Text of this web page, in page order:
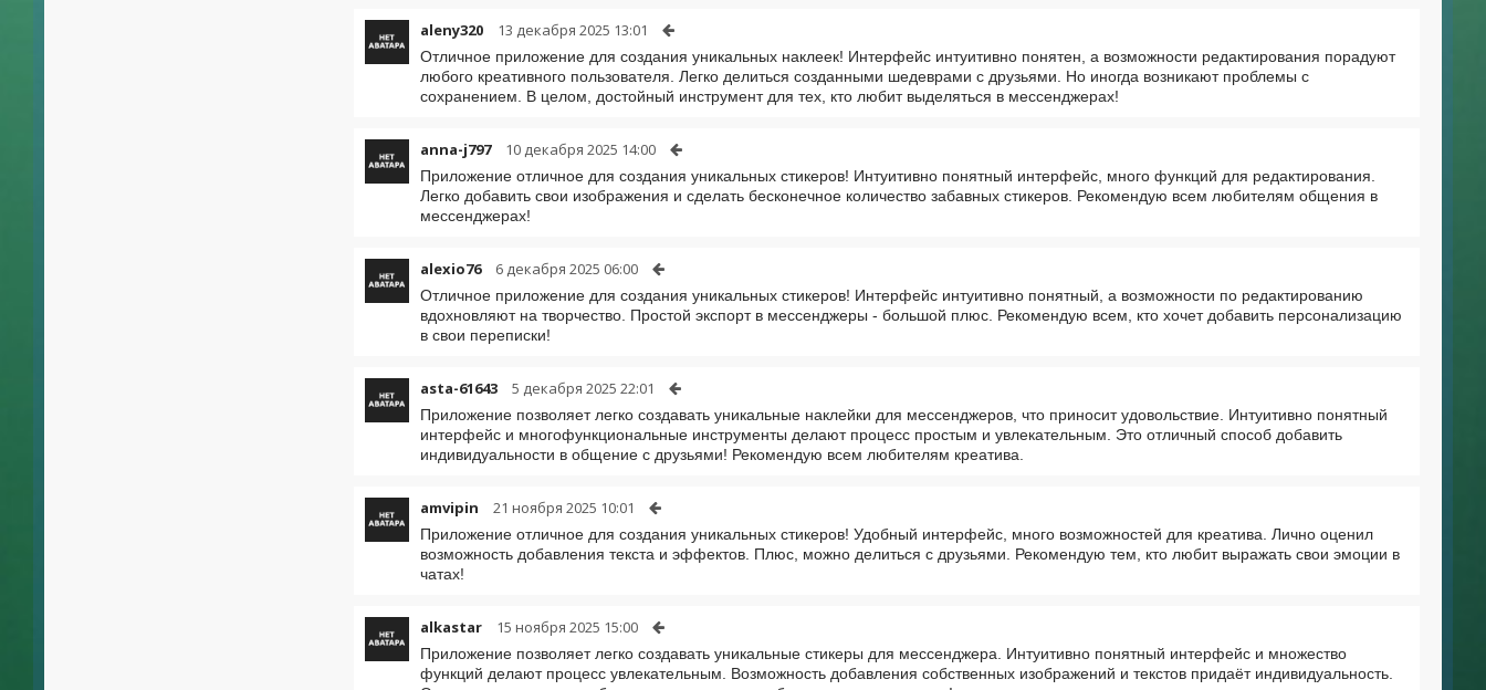
aleny320 13 декабря 2025 13:01
Отличное приложение для создания уникальных наклеек! Интерфейс интуитивно понятен, а возможности редактирования порадуют
любого креативного пользователя. Легко делиться созданными шедеврами с друзьями. Но иногда возникают проблемы с
сохранением. В целом, достойный инструмент для тех, кто любит выделяться в мессенджерах!
anna-j797 10 декабря 2025 14:00
Приложение отличное для создания уникальных стикеров! Интуитивно понятный интерфейс, много функций для редактирования.
Легко добавить свои изображения и сделать бесконечное количество забавных стикеров. Рекомендую всем любителям общения в
мессенджерах!
alexio76 6 декабря 2025 06:00
Отличное приложение для создания уникальных стикеров! Интерфейс интуитивно понятный, а возможности по редактированию
вдохновляют на творчество. Простой экспорт в мессенджеры - большой плюс. Рекомендую всем, кто хочет добавить персонализацию
в свои переписки!
asta-61643 5 декабря 2025 22:01
Приложение позволяет легко создавать уникальные наклейки для мессенджеров, что приносит удовольствие. Интуитивно понятный
интерфейс и многофункциональные инструменты делают процесс простым и увлекательным. Это отличный способ добавить
индивидуальности в общение с друзьями! Рекомендую всем любителям креатива.
amvipin 21 ноября 2025 10:01
Приложение отличное для создания уникальных стикеров! Удобный интерфейс, много возможностей для креатива. Лично оценил
возможность добавления текста и эффектов. Плюс, можно делиться с друзьями. Рекомендую тем, кто любит выражать свои эмоции в
чатах!
alkastar 15 ноября 2025 15:00
Приложение позволяет легко создавать уникальные стикеры для мессенджера. Интуитивно понятный интерфейс и множество
функций делают процесс увлекательным. Возможность добавления собственных изображений и текстов придаёт индивидуальность.